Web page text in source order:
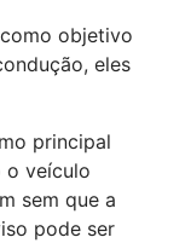
objetivo
eles
principal
o veículo
sem que a
pode ser